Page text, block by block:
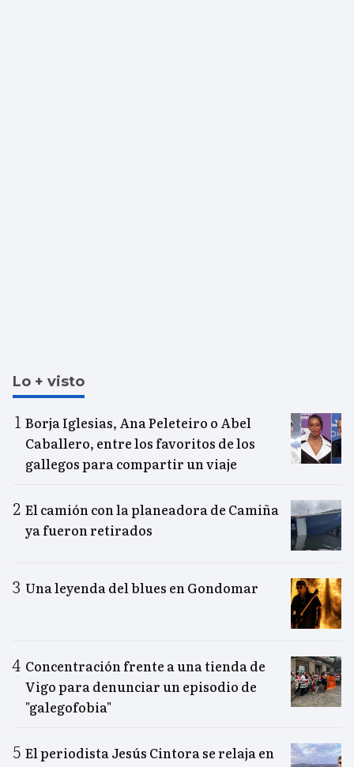
Lo + visto
Borja Iglesias, Ana Peleteiro o Abel
Caballero, entre los favoritos de los
gallegos para compartir un viaje
El camión con la planeadora de Camiña
ya fueron retirados
Una leyenda del blues en Gondomar
Concentración frente a una tienda de
Vigo para denunciar un episodio de
"galegofobia"
El periodista Jesús Cintora se relaja en